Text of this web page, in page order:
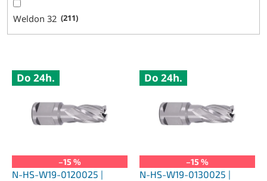
Weldon 32 211
V
Do 24h.
–15 %
N-HS-W19-0120025 |
Do 24h.
–15 %
N-HS-W19-0130025 |